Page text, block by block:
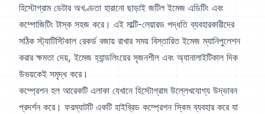
হিস্টোগ্রাম ডেটার অখণ্ডতা হারানো ছাড়াই জটিল ইমেজ এডিটিং এবং
কম্পোজিটিং টাস্ক সহজ করে। এই মাল্টি-লেয়ারড পদ্ধতি ব্যবহারকারীদের
সঠিক স্ট্যাটিস্টিকাল রেকর্ড বজায় রাখার সময় বিস্তারিত ইমেজ ম্যানিপুলেশন
করার ক্ষমতা দেয়, ইমেজ হ্যান্ডলিংয়ের সৃজনশীল এবং অ্যানালাইটিকাল দিক
উভয়কেই সমৃদ্ধ করে।
কম্প্রেশন হল আরেকটি এলাকা যেখানে হিস্টোগ্রাম উল্লেখযোগ্য উদ্ভাবন
প্রদর্শন করে। ফরম্যাটটি একটি হাইব্রিড কম্প্রেশন স্কিম ব্যবহার করে যা